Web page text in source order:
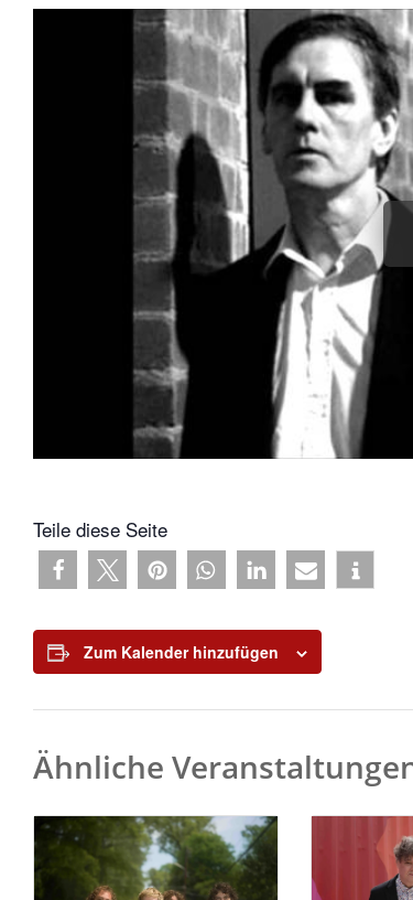
Teile diese Seite
Zum Kalender hinzufügen
Ähnliche